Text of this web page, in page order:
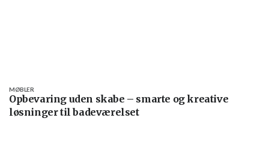
Opbevaring uden skabe – smarte og kreative
løsninger til badeværelset
MØBLER